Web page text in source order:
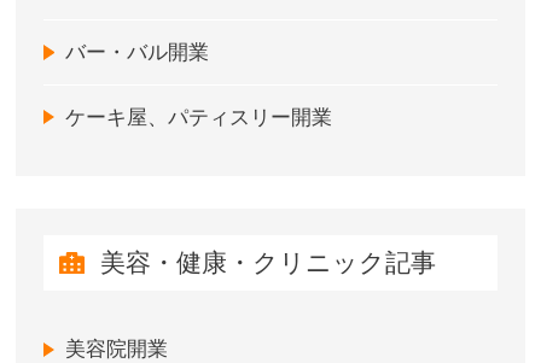
バー・バル開業
ケーキ屋、パティスリー開業
美容・健康・クリニック記事
美容院開業